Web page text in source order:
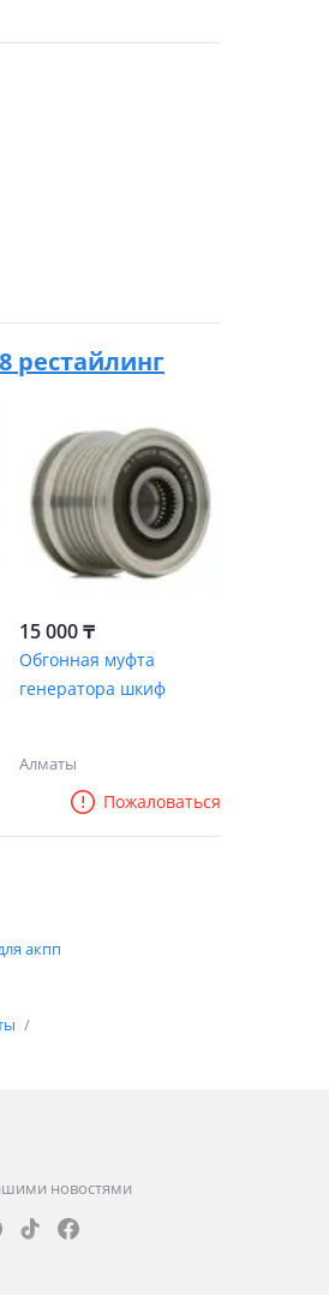
рестайлинг
15 000 ₸
Обгонная муфта
генератора шкиф
Алматы
Пожаловаться
акпп
новостями